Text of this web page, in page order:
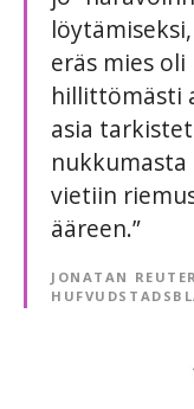
eräs mies
hillittömästi
asia
vietiin
ääreen.”
JONATAN